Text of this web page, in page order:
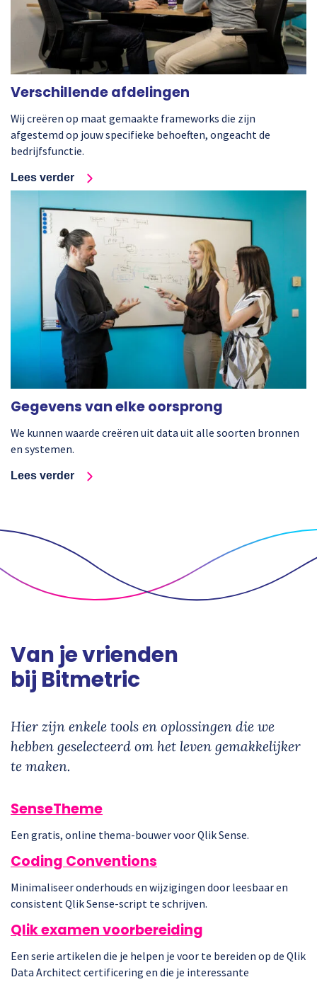
Verschillende afdelingen
Wij creëren op maat gemaakte frameworks die zijn
afgestemd op jouw specifieke behoeften, ongeacht de
bedrijfsfunctie.
Lees verder
Gegevens van elke oorsprong
We kunnen waarde creëren uit data uit alle soorten bronnen
en systemen.
Lees verder
Van je vrienden
bij Bitmetric
Hier zijn enkele tools en oplossingen die we
hebben geselecteerd om het leven gemakkelijker
te maken.
SenseTheme
Een gratis, online thema-bouwer voor Qlik Sense.
Coding Conventions
Minimaliseer onderhouds en wijzigingen door leesbaar en
consistent Qlik Sense-script te schrijven.
Qlik examen voorbereiding
Een serie artikelen die je helpen je voor te bereiden op de Qlik
Data Architect certificering en die je interessante